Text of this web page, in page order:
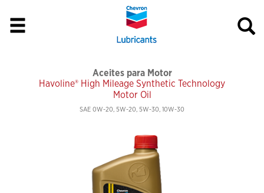
Aceites para Motor
Havoline® High Mileage Synthetic Technology
Motor Oil
SAE 0W-20, 5W-20, 5W-30, 10W-30